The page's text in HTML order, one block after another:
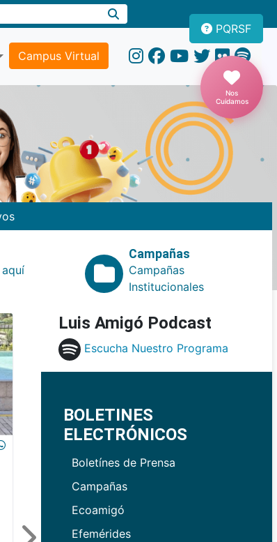
Campus Virtual
PQRSF
Nos
Cuidamos
Campañas
Campañas
Institucionales
Luis Amigó Podcast
Escucha Nuestro Programa
BOLETINES
ELECTRÓNICOS
Boletínes de Prensa
Campañas
Ecoamigó
Efemérides